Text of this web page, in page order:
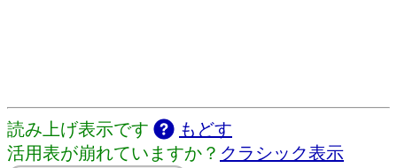
読み上げ表示です
もどす
活用表が崩れていますか？ クラシック表示